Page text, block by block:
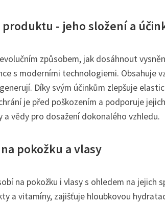
produktu - jeho složení a
způsobem, jak dosáhnout
s moderními technologiemi. Obsahuje
Díky svým účinkům zlepšuje
je před poškozením a podporuje
vědy pro dosažení dokonalého vzhledu.
pokožku a vlasy
na pokožku i vlasy s ohledem na jejich
a vitamíny, zajišťuje hloubkovou